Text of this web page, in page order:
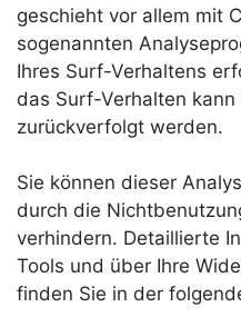
geschieht vor allem mit
sogenannten
Ihres Surf-Verhaltens
das Surf-Verhalten kann
zurückverfolgt werden.
Sie können dieser
durch die
verhindern. Detaillierte
Tools und über Ihre
finden Sie in der